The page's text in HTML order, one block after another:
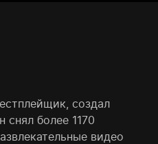
создал
снял более 1170
видео